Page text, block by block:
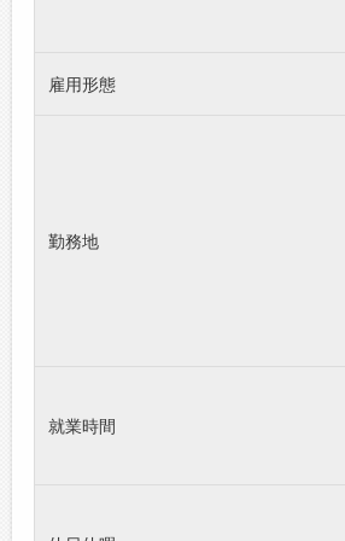
雇用形態
勤務地
就業時間